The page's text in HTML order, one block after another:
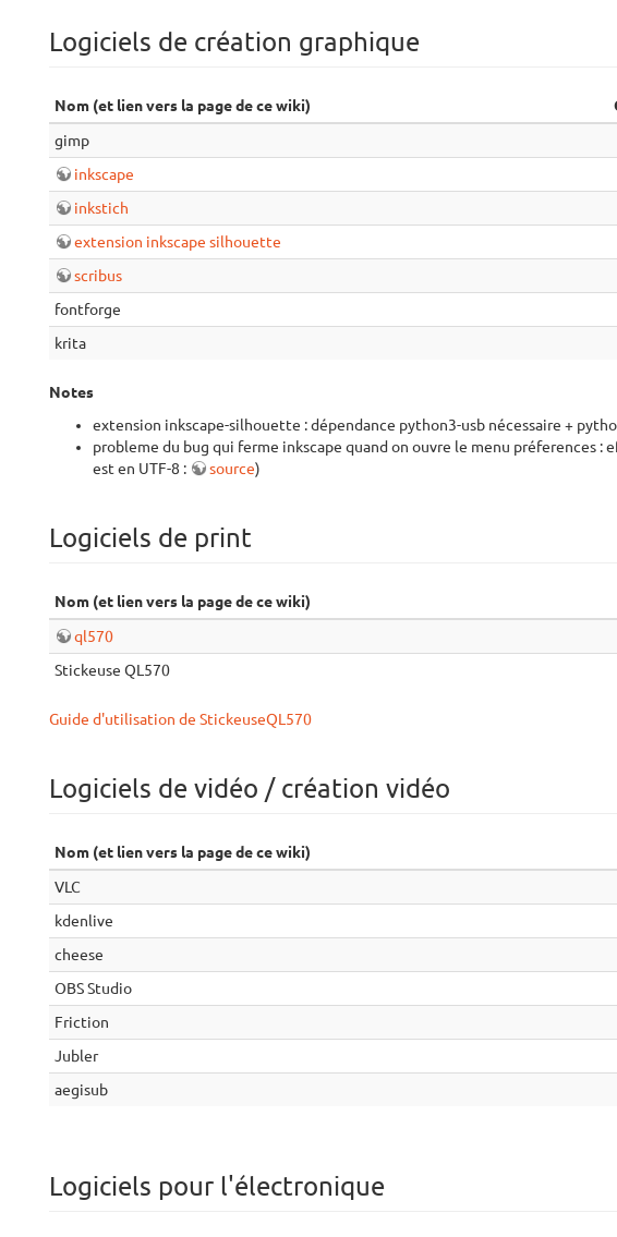
Logiciels de création graphique
Nom (et lien vers la page de ce wiki)
gimp
inkscape
inkstich
extension inkscape silhouette
scribus
fontforge
krita
Notes
extension inkscape-silhouette : dépendance python3-usb nécessaire +
probleme du bug qui ferme inkscape quand on ouvre le menu préferences
est en UTF-8 :
source)
Logiciels de print
Nom (et lien vers la page de ce wiki)
ql570
Stickeuse QL570
Guide d'utilisation de StickeuseQL570
Logiciels de vidéo / création vidéo
Nom (et lien vers la page de ce wiki)
VLC
kdenlive
cheese
OBS Studio
Friction
Jubler
aegisub
Logiciels pour l'électronique